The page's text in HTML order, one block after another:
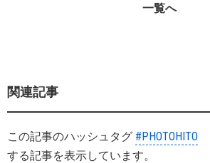
一覧へ
関連記事
この記事のハッシュタグ #PHOTOHITO
する記事を表示しています。